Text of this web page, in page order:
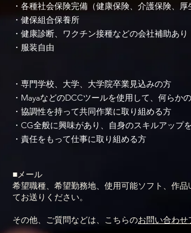
・各種社会保険完備（健康保険、介護保険、
・健保組合保養所
・ 健康診断、ワクチン接種などの会社補助あり
・服装自由
・専門学校、大学、大学院卒業見込みの方
・MayaなどのDCCツールを使用して、何らか
・協調性を持って共同作業に取り組める方
・CG全般に興味があり、自身のスキルアップ
・責任をもって仕事に取り組める方
■メール
希望職種、希望勤務地、使用可能ソフト、作
てお送りください。
その他、ご質問などは、こちらのお問い合わせ